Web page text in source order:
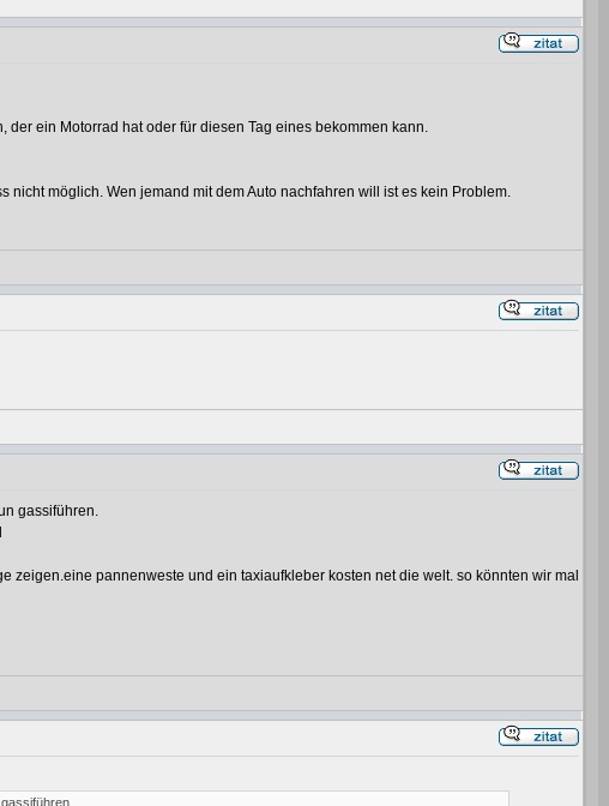
ein Motorrad hat oder für diesen Tag eines bekommen kann.
möglich. Wen jemand mit dem Auto nachfahren will ist es kein Problem.
gassiführen.
pannenweste und ein taxiaufkleber kosten net die welt. so könnten wir mal